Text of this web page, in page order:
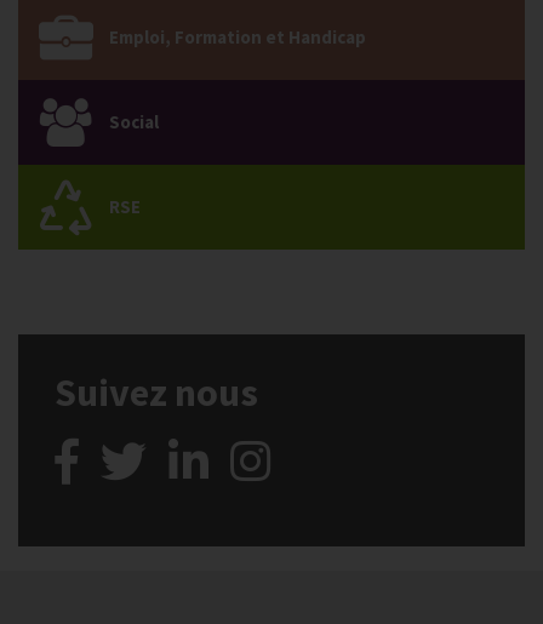
Emploi, Formation et Handicap
Social
RSE
Suivez nous